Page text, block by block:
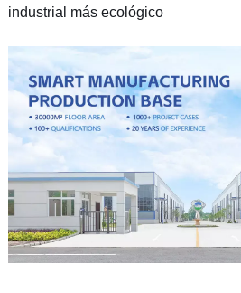
industrial más ecológico